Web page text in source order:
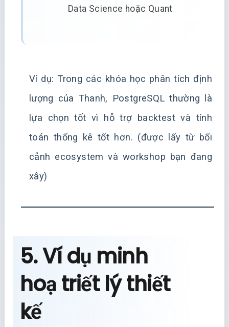
Data Science hoặc Quant
Ví dụ: Trong các khóa học phân tích định
lượng của Thanh, PostgreSQL thường là
lựa chọn tốt vì hỗ trợ backtest và tính
toán thống kê tốt hơn. (được lấy từ bối
cảnh ecosystem và workshop bạn đang
xây)
5. Ví dụ minh
hoạ triết lý thiết
kế